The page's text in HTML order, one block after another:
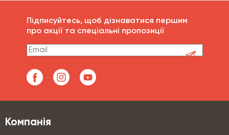
Підписуйтесь, щоб дізнаватися першим
про акції та спеціальні пропозиції
Компанія